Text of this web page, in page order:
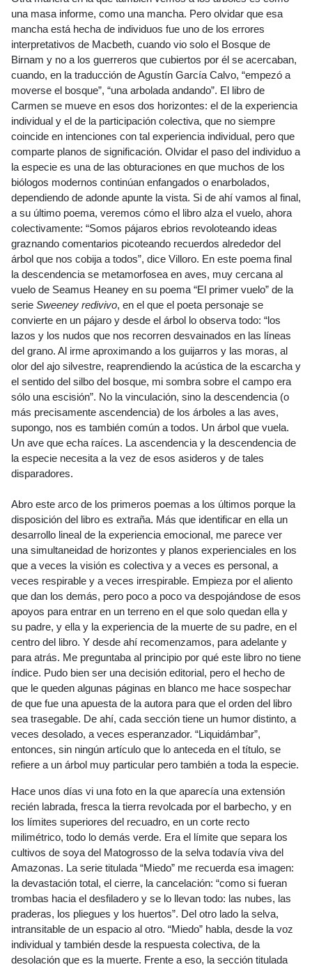
una masa informe, como una mancha. Pero olvidar que esa
mancha está hecha de individuos fue uno de los errores
interpretativos de Macbeth, cuando vio solo el Bosque de
Birnam y no a los guerreros que cubiertos por él se acercaban,
cuando, en la traducción de Agustín García Calvo, “empezó a
moverse el bosque”, “una arbolada andando”. El libro de
Carmen se mueve en esos dos horizontes: el de la experiencia
individual y el de la participación colectiva, que no siempre
coincide en intenciones con tal experiencia individual, pero que
comparte planos de significación. Olvidar el paso del individuo a
la especie es una de las obturaciones en que muchos de los
biólogos modernos continúan enfangados o enarbolados,
dependiendo de adonde apunte la vista. Si de ahí vamos al final,
a su último poema, veremos cómo el libro alza el vuelo, ahora
colectivamente: “Somos pájaros ebrios revoloteando ideas
graznando comentarios picoteando recuerdos alrededor del
árbol que nos cobija a todos”, dice Villoro. En este poema final
la descendencia se metamorfosea en aves, muy cercana al
vuelo de Seamus Heaney en su poema “El primer vuelo” de la
serie Sweeney redivivo, en el que el poeta personaje se
convierte en un pájaro y desde el árbol lo observa todo: “los
lazos y los nudos que nos recorren desvainados en las líneas
del grano. Al irme aproximando a los guijarros y las moras, al
olor del ajo silvestre, reaprendiendo la acústica de la escarcha y
el sentido del silbo del bosque, mi sombra sobre el campo era
sólo una escisión”. No la vinculación, sino la descendencia (o
más precisamente ascendencia) de los árboles a las aves,
supongo, nos es también común a todos. Un árbol que vuela.
Un ave que echa raíces. La ascendencia y la descendencia de
la especie necesita a la vez de esos asideros y de tales
disparadores.
Abro este arco de los primeros poemas a los últimos porque la
disposición del libro es extraña. Más que identificar en ella un
desarrollo lineal de la experiencia emocional, me parece ver
una simultaneidad de horizontes y planos experienciales en los
que a veces la visión es colectiva y a veces es personal, a
veces respirable y a veces irrespirable. Empieza por el aliento
que dan los demás, pero poco a poco va despojándose de esos
apoyos para entrar en un terreno en el que solo quedan ella y
su padre, y ella y la experiencia de la muerte de su padre, en el
centro del libro. Y desde ahí recomenzamos, para adelante y
para atrás. Me preguntaba al principio por qué este libro no tiene
índice. Pudo bien ser una decisión editorial, pero el hecho de
que le queden algunas páginas en blanco me hace sospechar
de que fue una apuesta de la autora para que el orden del libro
sea trasegable. De ahí, cada sección tiene un humor distinto, a
veces desolado, a veces esperanzador. “Liquidámbar”,
entonces, sin ningún artículo que lo anteceda en el título, se
refiere a un árbol muy particular pero también a toda la especie.
Hace unos días vi una foto en la que aparecía una extensión
recién labrada, fresca la tierra revolcada por el barbecho, y en
los límites superiores del recuadro, en un corte recto
milimétrico, todo lo demás verde. Era el límite que separa los
cultivos de soya del Matogrosso de la selva todavía viva del
Amazonas. La serie titulada “Miedo” me recuerda esa imagen:
la devastación total, el cierre, la cancelación: “como si fueran
trombas hacia el desfiladero y se lo llevan todo: las nubes, las
praderas, los pliegues y los huertos”. Del otro lado la selva,
intransitable de un espacio al otro. “Miedo” habla, desde la voz
individual y también desde la respuesta colectiva, de la
desolación que es la muerte. Frente a eso, la sección titulada